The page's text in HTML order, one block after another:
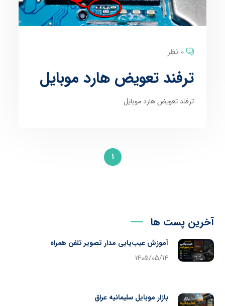
0 نظر
ترفند تعویض هارد موبایل
ترفند تعویض هارد موبایل
1
آخرین پست ها
آموزش عیب‌یابی مدار تصویر تلفن همراه
1405/05/14
بازار موبایل سلیمانیه عراق